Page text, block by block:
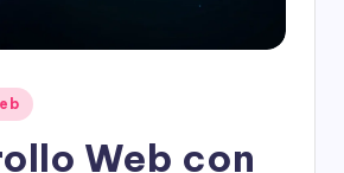
Web con